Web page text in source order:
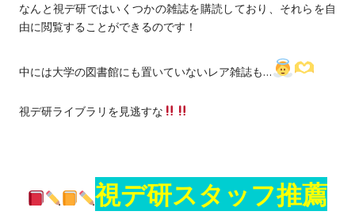
このサイトについて
なんと視デ研ではいくつかの雑誌を購読しており、それらを自
由に閲覧することができるのです！
中には大学の図書館にも置いていないレア雑誌も…
視デ研ライブラリを見逃すな
視デ研スタッフ推薦